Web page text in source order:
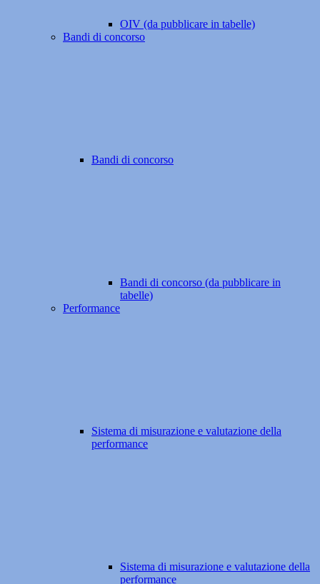
OIV (da pubblicare in tabelle)
Bandi di concorso
Bandi di concorso
Bandi di concorso (da pubblicare in
tabelle)
Performance
Sistema di misurazione e valutazione della
performance
Sistema di misurazione e valutazione della
performance